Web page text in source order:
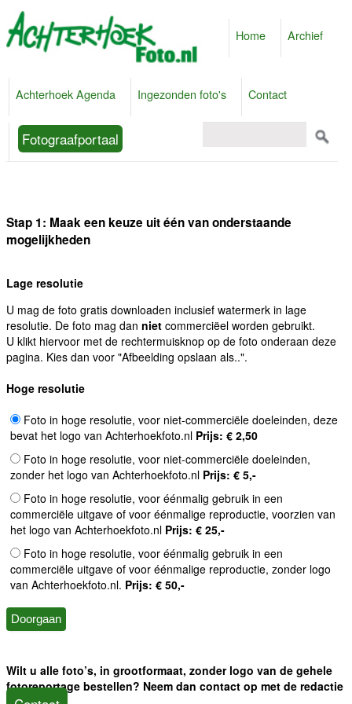
Home Archief
Achterhoek Agenda Ingezonden foto's Contact
Fotograafportaal
Stap 1: Maak een keuze uit één van onderstaande
mogelijkheden
Lage resolutie
U mag de foto gratis downloaden inclusief watermerk in lage
resolutie. De foto mag dan niet commerciëel worden gebruikt.
U klikt hiervoor met de rechtermuisknop op de foto onderaan deze
pagina. Kies dan voor "Afbeelding opslaan als..".
Hoge resolutie
Foto in hoge resolutie, voor niet-commerciële doeleinden, deze
bevat het logo van Achterhoekfoto.nl Prijs: € 2,50
Foto in hoge resolutie, voor niet-commerciële doeleinden,
zonder het logo van Achterhoekfoto.nl Prijs: € 5,-
Foto in hoge resolutie, voor éénmalig gebruik in een
commerciële uitgave of voor éénmalige reproductie, voorzien van
het logo van Achterhoekfoto.nl Prijs: € 25,-
Foto in hoge resolutie, voor éénmalig gebruik in een
commerciële uitgave of voor éénmalige reproductie, zonder logo
van Achterhoekfoto.nl. Prijs: € 50,-
Wilt u alle foto’s, in grootformaat, zonder logo van de gehele
fotoreportage bestellen? Neem dan contact op met de redactie